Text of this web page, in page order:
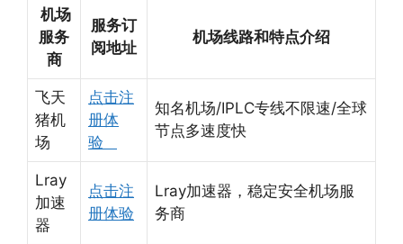
机场
服务
商
服务订
阅地址
机场线路和特点介绍
飞天
猪机
场
点击注
册体
验
知名机场/IPLC专线不限速/全球
节点多速度快
Lray
加速
器
点击注
册体验
Lray加速器，稳定安全机场服
务商